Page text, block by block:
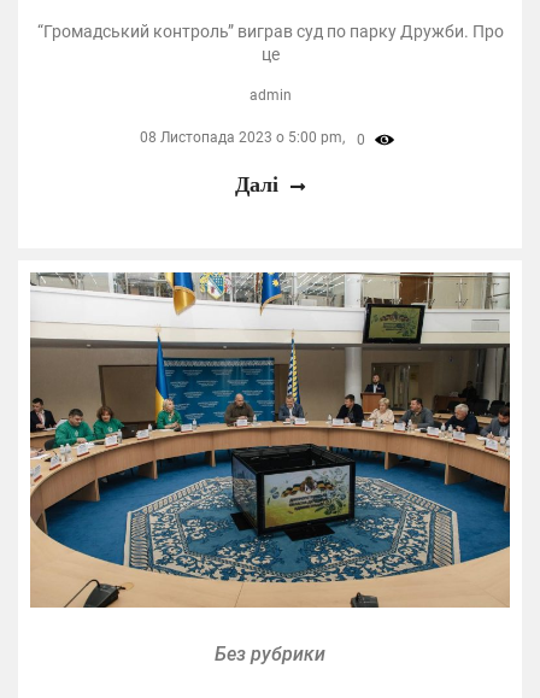
“Громадський контроль” виграв суд по парку Дружби. Про
це
admin
08 Листопада 2023 о 5:00 pm, 0
Далі
Без рубрики